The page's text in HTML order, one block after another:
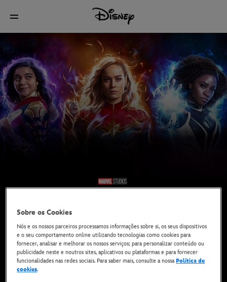
Já disponível no Disney+*
VÊ NO DISNEY+
Sobre os Cookies
Nós e os nossos parceiros processamos informações sobre si, os seus dispositivos
e o seu comportamento online utilizando tecnologias como cookies para
fornecer, analisar e melhorar os nossos serviços; para personalizar conteúdo ou
publicidade neste e noutros sites, aplicativos ou plataformas e para fornecer
funcionalidades nas redes sociais. Para saber mais, consulte a nossaPolítica de
cookies.